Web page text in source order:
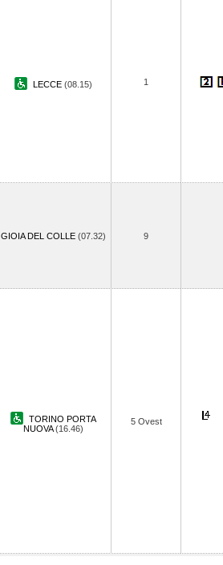
LECCE (08.15) 1
GIOIA DEL COLLE (07.32) 9
TORINO PORTA
NUOVA(16.46)
5 Ovest